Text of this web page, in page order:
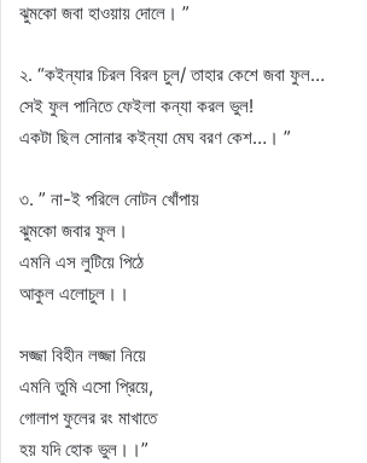
ঝুমকো জবা হাওয়ায় দোলে। ”
২. “কইন্যার চিরল বিরল চুল/ তাহার কেশে জবা ফুল…
সেই ফুল পানিতে ফেইলা কন্যা করল ভুল!
একটা ছিল সোনার কইন্যা মেঘ বরণ কেশ…। ”
৩. ” না-ই পরিলে নোটন খোঁপায়
ঝুমকো জবার ফুল।
এমনি এস লুটিয়ে পিঠে
আকুল এলোচুল।।
সজ্জা বিহীন লজ্জা নিয়ে
এমনি তুমি এসো প্রিয়ে,
গোলাপ ফুলের রং মাখাতে
হয় যদি হোক ভুল।।”